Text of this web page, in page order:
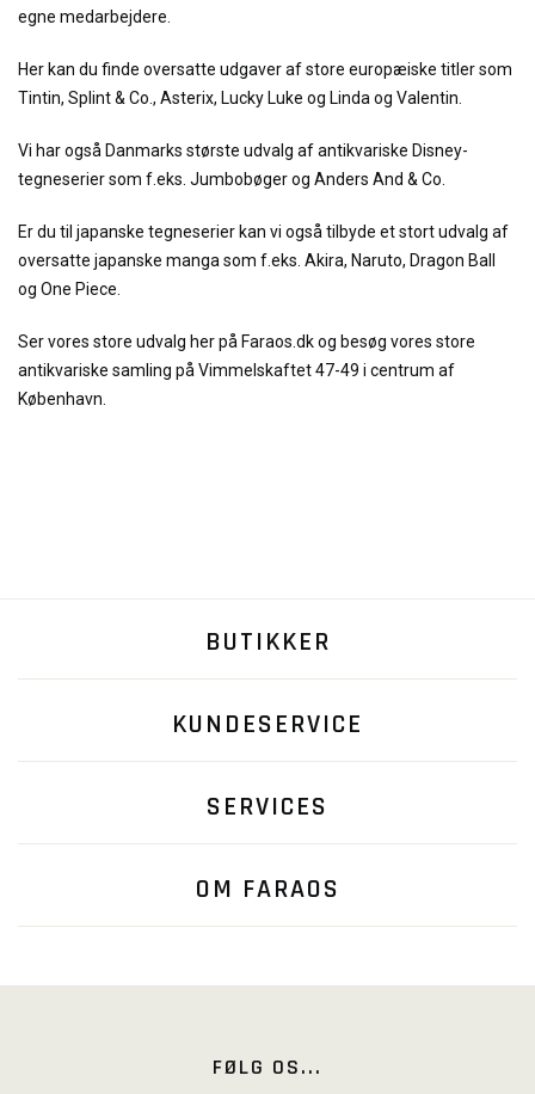
egne medarbejdere.
Her kan du finde oversatte udgaver af store europæiske titler som
Tintin, Splint & Co., Asterix, Lucky Luke og Linda og Valentin.
Vi har også Danmarks største udvalg af antikvariske Disney-
tegneserier som f.eks. Jumbobøger og Anders And & Co.
Er du til japanske tegneserier kan vi også tilbyde et stort udvalg af
oversatte japanske manga som f.eks. Akira, Naruto, Dragon Ball
og One Piece.
Ser vores store udvalg her på Faraos.dk og besøg vores store
antikvariske samling på Vimmelskaftet 47-49 i centrum af
København.
BUTIKKER
KUNDESERVICE
SERVICES
OM FARAOS
FØLG OS...